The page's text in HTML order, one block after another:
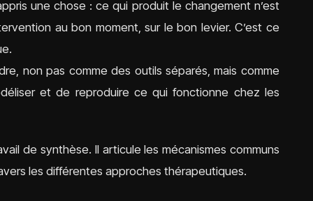
une chose : ce qui produit le changement n’est
au bon moment, sur le bon levier. C’est ce
non pas comme des outils séparés, mais comme
et de reproduire ce qui fonctionne chez les
de synthèse. Il articule les mécanismes communs
les différentes approches thérapeutiques.